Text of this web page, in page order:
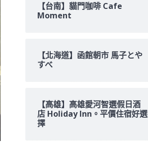
【台南】貓門咖啡 Cafe
Moment
【北海道】函館朝市 馬子とや
すべ
【高雄】高雄愛河智選假日酒
店 Holiday Inn。平價住宿好選
擇